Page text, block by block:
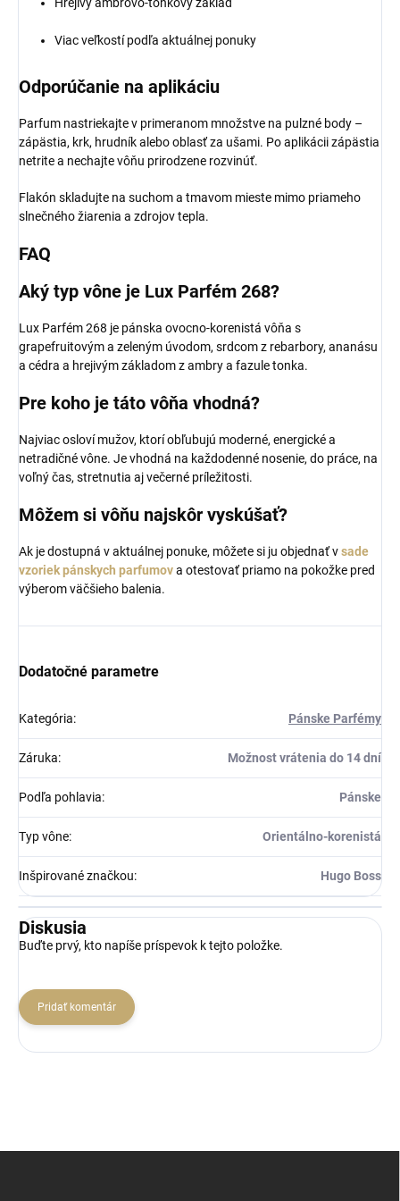
Viac veľkostí podľa aktuálnej ponuky
Odporúčanie na aplikáciu
Parfum nastriekajte v primeranom množstve na pulzné body –
zápästia, krk, hrudník alebo oblasť za ušami. Po aplikácii zápästia
netrite a nechajte vôňu prirodzene rozvinúť.
Flakón skladujte na suchom a tmavom mieste mimo priameho
slnečného žiarenia a zdrojov tepla.
FAQ
Aký typ vône je Lux Parfém 268?
Lux Parfém 268 je pánska ovocno-korenistá vôňa s
grapefruitovým a zeleným úvodom, srdcom z rebarbory, ananásu
a cédra a hrejivým základom z ambry a fazule tonka.
Pre koho je táto vôňa vhodná?
Najviac osloví mužov, ktorí obľubujú moderné, energické a
netradičné vône. Je vhodná na každodenné nosenie, do práce, na
voľný čas, stretnutia aj večerné príležitosti.
Môžem si vôňu najskôr vyskúšať?
Ak je dostupná v aktuálnej ponuke, môžete si ju objednať vsade
vzoriek pánskych parfumova otestovať priamo na pokožke pred
výberom väčšieho balenia.
Dodatočné parametre
Kategória: Pánske Parfémy
Záruka: Možnost vrátenia do 14 dní
Podľa pohlavia: Pánske
Typ vône: Orientálno-korenistá
Inšpirované značkou: Hugo Boss
Diskusia
Buďte prvý, kto napíše príspevok k tejto položke.
Pridať komentár